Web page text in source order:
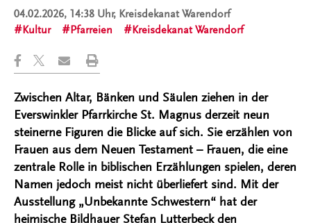
04.02.2026, 14:38 Uhr, Kreisdekanat Warendorf
Kultur
Pfarreien Kreisdekanat Warendorf
Zwischen Altar, Bänken und Säulen ziehen in der
Everswinkler Pfarrkirche St. Magnus derzeit neun
steinerne Figuren die Blicke auf sich. Sie erzählen von
Frauen aus dem Neuen Testament – Frauen, die eine
zentrale Rolle in biblischen Erzählungen spielen, deren
Namen jedoch meist nicht überliefert sind. Mit der
Ausstellung „Unbekannte Schwestern“ hat der
heimische Bildhauer Stefan Lutterbeck den